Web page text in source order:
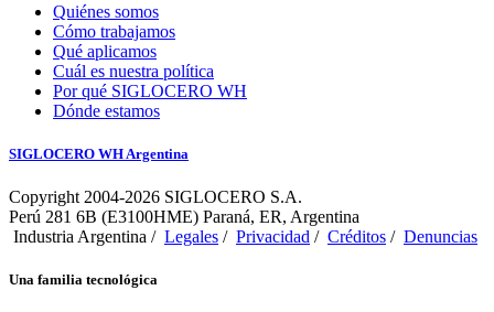
Quiénes somos
Cómo trabajamos
Qué aplicamos
Cuál es nuestra política
Por qué SIGLOCERO WH
Dónde estamos
SIGLOCERO WH Argentina
Copyright 2004-2026 SIGLOCERO S.A.
Perú 281 6B (E3100HME) Paraná, ER, Argentina
Industria Argentina / Legales / Privacidad / Créditos / Denuncias
Una familia tecnológica